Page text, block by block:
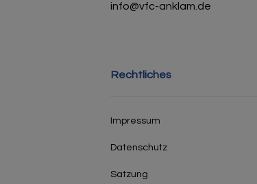
info@vfc-anklam.de
Rechtliches
Impressum
Datenschutz
Satzung